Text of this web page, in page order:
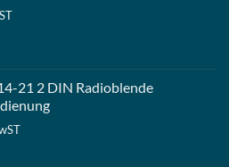
21 2 DIN Radioblende